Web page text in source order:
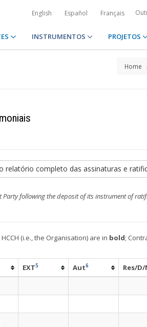
English Español Français
INSTRUMENTOS PROJETOS
Home
relatório completo das assinaturas e
Party following the deposit of its instrument of
(i.e., the Organisation) are in bold;
EXT5 Aut6 Res/D/